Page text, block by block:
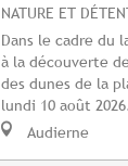
NATURE ET
Dans le cadre du
à la découverte
des dunes de la
lundi 10 août
Audierne